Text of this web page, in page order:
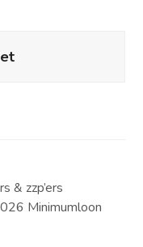
& zzp’ers
Minimumloon